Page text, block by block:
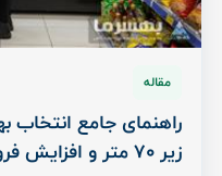
مقاله
راهنمای جامع انتخاب
زیر 70 متر و افزایش فروش